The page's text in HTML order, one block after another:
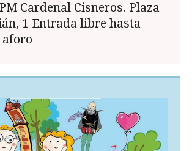
Cardenal Cisneros. Plaza
1 Entrada libre hasta